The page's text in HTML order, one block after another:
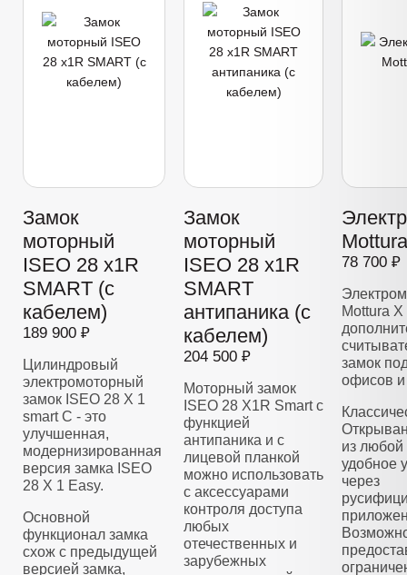
Замок
моторный
ISEO 28 x1R
SMART (с
кабелем)
189 900 ₽
Цилиндровый
электромоторный
замок ISEO 28 Х 1
smart C - это
улучшенная,
модернизированная
версия замка ISEO
28 X 1 Easy.
Основной
функционал замка
схож с предыдущей
версией замка,
Замок
моторный
ISEO 28 x1R
SMART
антипаника (с
кабелем)
204 500 ₽
Моторный замок
ISEO 28 X1R Smart с
функцией
антипаника и с
лицевой планкой
можно использовать
с аксессуарами
контроля доступа
любых
отечественных и
зарубежных
78 700 ₽
Mottura
замок
офисов и
из любой
удобное
через